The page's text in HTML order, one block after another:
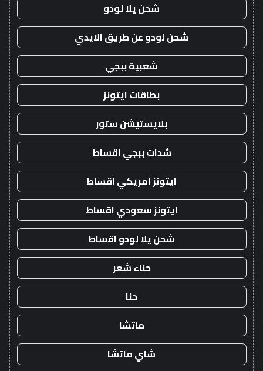
شحن يلا لودو
شحن لودو عن طريق الايدي
شعبية ببجي
بطاقات ايتونز
بلايستيشن ستور
شدات ببجي اقساط
ايتونز امريكي اقساط
ايتونز سعودي اقساط
شحن يلا لودو اقساط
حناء شعر
حنا
ماتشا
شاي ماتشا